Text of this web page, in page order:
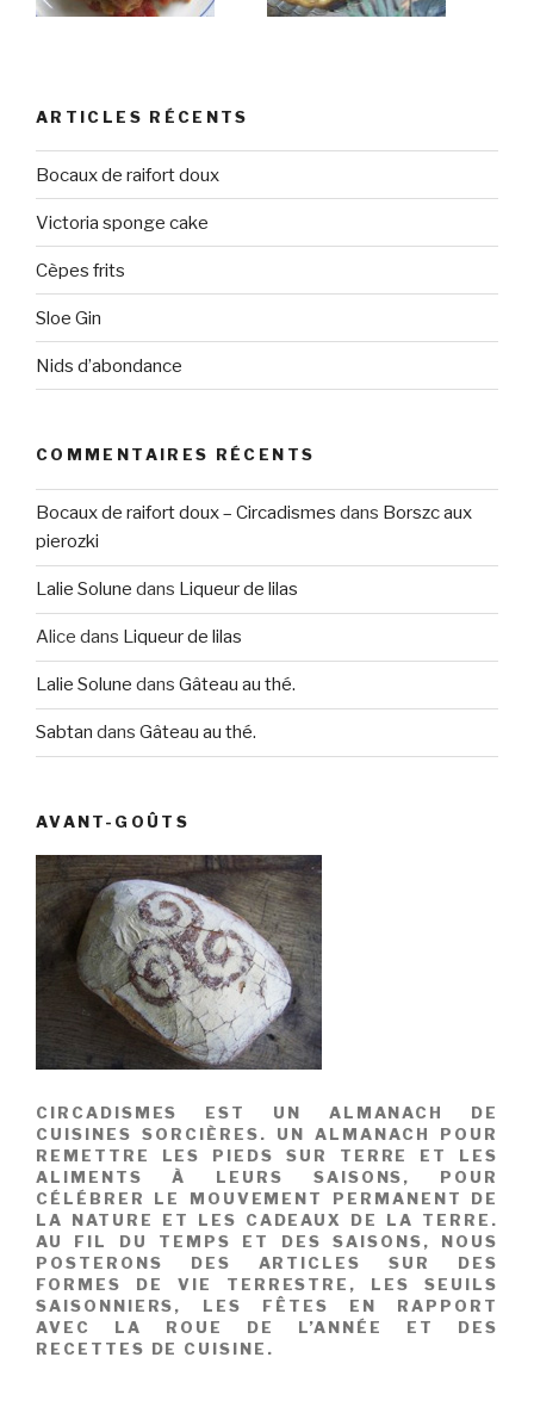
ARTICLES RÉCENTS
Bocaux de raifort doux
Victoria sponge cake
Cèpes frits
Sloe Gin
Nids d’abondance
COMMENTAIRES RÉCENTS
Bocaux de raifort doux – Circadismes dans Borszc aux
pierozki
Lalie Solune dans Liqueur de lilas
Alice dans Liqueur de lilas
Lalie Solune dans Gâteau au thé.
Sabtan dans Gâteau au thé.
AVANT-GOÛTS
CIRCADISMES EST UN ALMANACH DE
CUISINES SORCIÈRES. UN ALMANACH POUR
REMETTRE LES PIEDS SUR TERRE ET LES
ALIMENTS À LEURS SAISONS, POUR
CÉLÉBRER LE MOUVEMENT PERMANENT DE
LA NATURE ET LES CADEAUX DE LA TERRE.
AU FIL DU TEMPS ET DES SAISONS, NOUS
POSTERONS DES ARTICLES SUR DES
FORMES DE VIE TERRESTRE, LES SEUILS
SAISONNIERS, LES FÊTES EN RAPPORT
AVEC LA ROUE DE L’ANNÉE ET DES
RECETTES DE CUISINE.